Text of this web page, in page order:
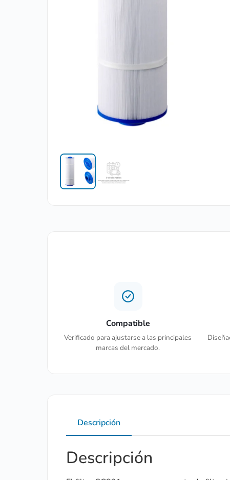
Compatible
Verificado para ajustarse a las principales
marcas del mercado.
Descripción
Descripción